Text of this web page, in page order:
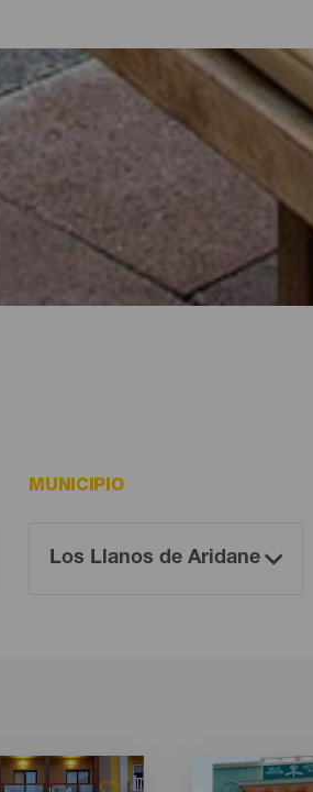
hoteles,
junto al mar o en un pintoresco
de 700 kilómetros cuadrados de
la isla o desconectar unos días de la
MUNICIPIO
Imagen
Listado
Imagen